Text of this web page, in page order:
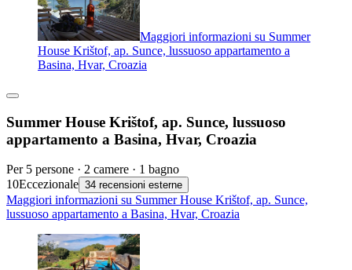
Maggiori informazioni su Summer
House Krištof, ap. Sunce, lussuoso appartamento a
Basina, Hvar, Croazia
Summer House Krištof, ap. Sunce, lussuoso
appartamento a Basina, Hvar, Croazia
Per 5 persone · 2 camere · 1 bagno
10Eccezionale 34 recensioni esterne
Maggiori informazioni su Summer House Krištof, ap. Sunce,
lussuoso appartamento a Basina, Hvar, Croazia